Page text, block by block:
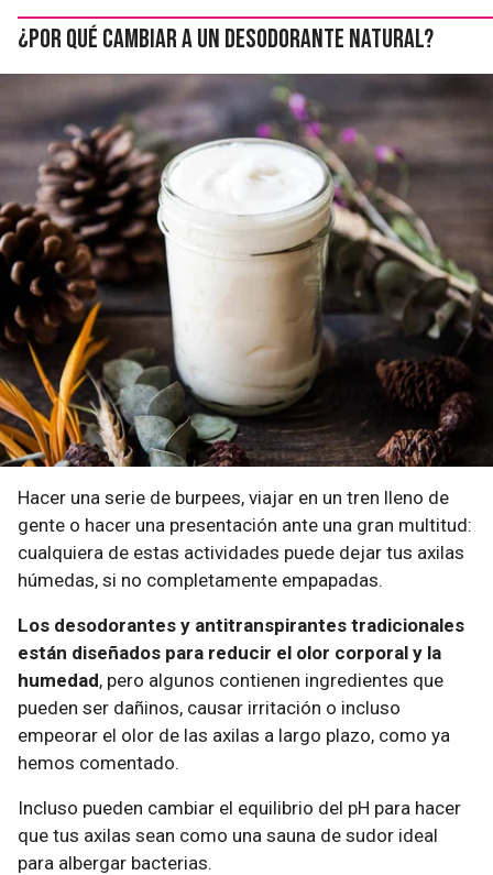
¿Por qué cambiar a un desodorante natural?
Hacer una serie de burpees, viajar en un tren lleno de
gente o hacer una presentación ante una gran multitud:
cualquiera de estas actividades puede dejar tus axilas
húmedas, si no completamente empapadas.
Los desodorantes y antitranspirantes tradicionales
están diseñados para reducir el olor corporal y la
humedad, pero algunos contienen ingredientes que
pueden ser dañinos, causar irritación o incluso
empeorar el olor de las axilas a largo plazo, como ya
hemos comentado.
Incluso pueden cambiar el equilibrio del pH para hacer
que tus axilas sean como una sauna de sudor ideal
para albergar bacterias.